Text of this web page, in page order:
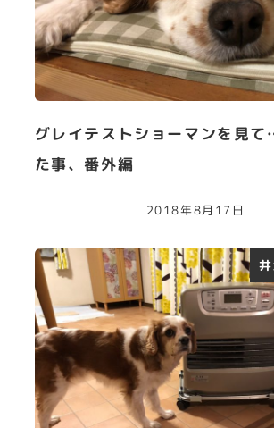
グレイテストショーマンを見
た事、番外編
2018年8月17日